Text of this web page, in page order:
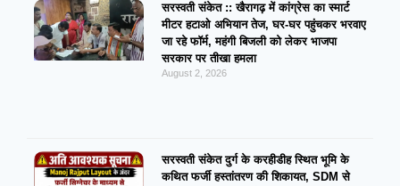
सरस्वती संकेत :: खैरागढ़ में कांग्रेस का स्मार्ट
मीटर हटाओ अभियान तेज, घर-घर पहुंचकर भरवाए
जा रहे फॉर्म, महंगी बिजली को लेकर भाजपा
सरकार पर तीखा हमला
August 2, 2026
सरस्वती संकेत दुर्ग के करहीडीह स्थित भूमि के
कथित फर्जी हस्तांतरण की शिकायत, SDM से